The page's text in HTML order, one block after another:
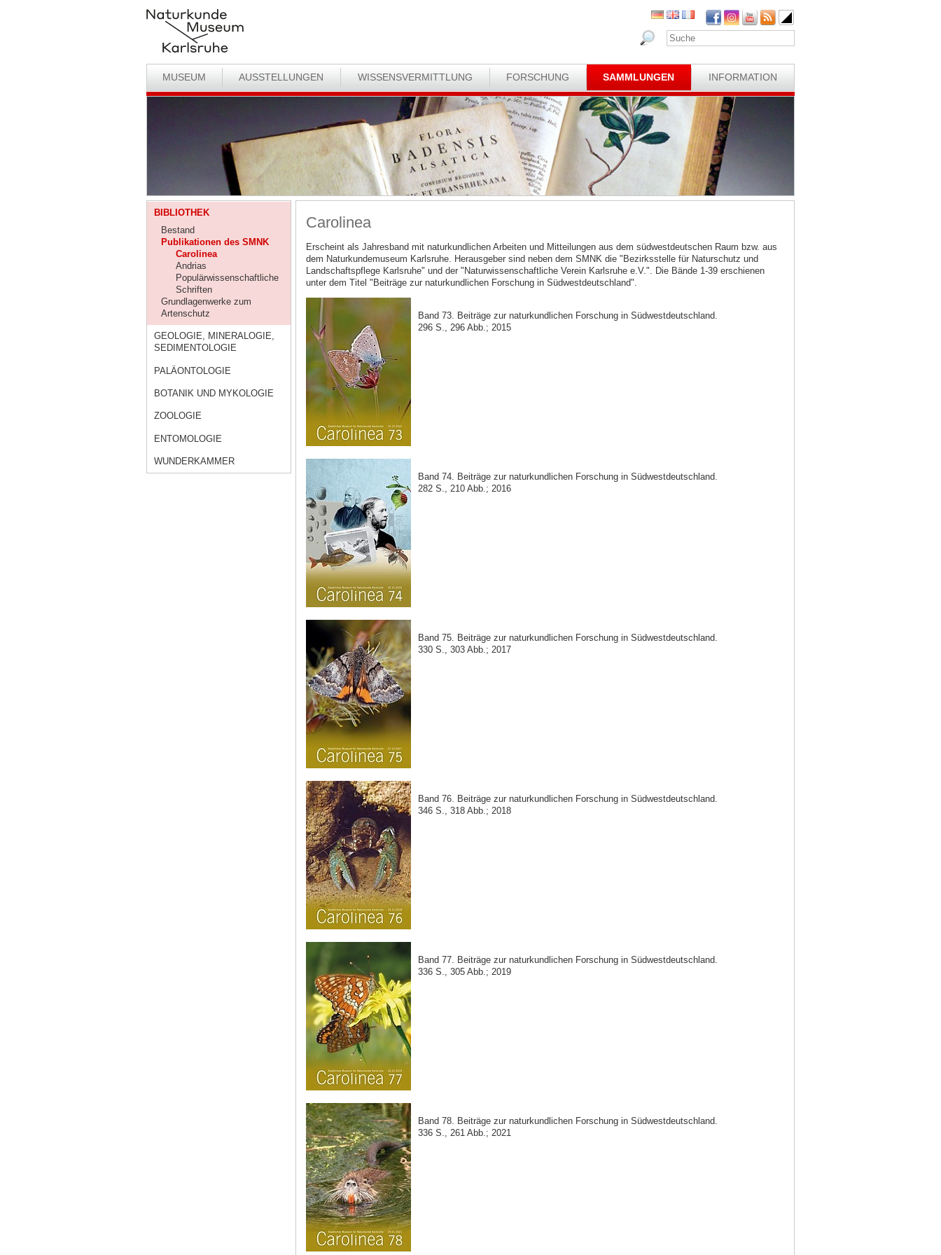
MUSEUM AUSSTELLUNGEN WISSENSVERMITTLUNG FORSCHUNG SAMMLUNGEN INFORMATION
BIBLIOTHEK
Bestand
Publikationen des SMNK
Carolinea
Andrias
Populärwissenschaftliche
Schriften
Grundlagenwerke zum
Artenschutz
GEOLOGIE, MINERALOGIE,
SEDIMENTOLOGIE
PALÄONTOLOGIE
BOTANIK UND MYKOLOGIE
ZOOLOGIE
ENTOMOLOGIE
WUNDERKAMMER
Carolinea
Erscheint als Jahresband mit naturkundlichen Arbeiten und Mitteilungen aus dem südwestdeutschen Raum bzw. aus
dem Naturkundemuseum Karlsruhe. Herausgeber sind neben dem SMNK die "Bezirksstelle für Naturschutz und
Landschaftspflege Karlsruhe" und der "Naturwissenschaftliche Verein Karlsruhe e.V.". Die Bände 1-39 erschienen
unter dem Titel "Beiträge zur naturkundlichen Forschung in Südwestdeutschland".
Band 73. Beiträge zur naturkundlichen Forschung in Südwestdeutschland.
296 S., 296 Abb.; 2015
Band 74. Beiträge zur naturkundlichen Forschung in Südwestdeutschland.
282 S., 210 Abb.; 2016
Band 75. Beiträge zur naturkundlichen Forschung in Südwestdeutschland.
330 S., 303 Abb.; 2017
Band 76. Beiträge zur naturkundlichen Forschung in Südwestdeutschland.
346 S., 318 Abb.; 2018
Band 77. Beiträge zur naturkundlichen Forschung in Südwestdeutschland.
336 S., 305 Abb.; 2019
Band 78. Beiträge zur naturkundlichen Forschung in Südwestdeutschland.
336 S., 261 Abb.; 2021